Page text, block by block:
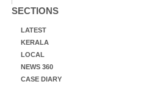
SECTIONS
LATEST
KERALA
LOCAL
NEWS 360
CASE DIARY